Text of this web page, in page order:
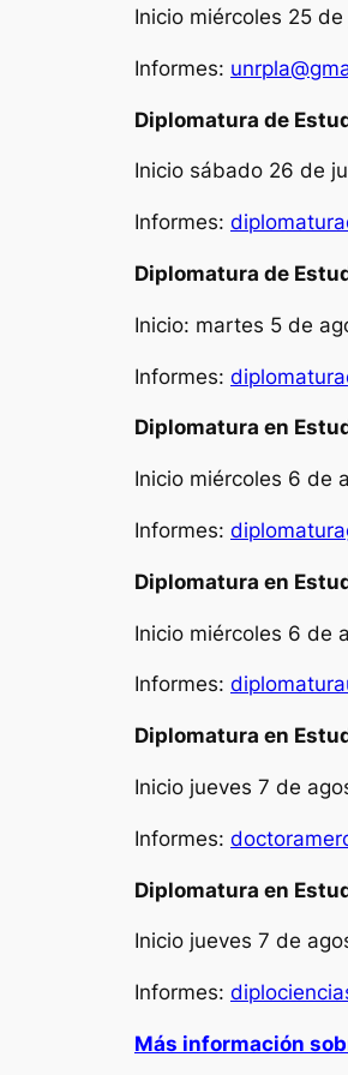
Inicio miércoles 25
Informes:
Diplomatura de
Inicio sábado 26 de
Informes:
Diplomatura de
Inicio: martes 5 de
Informes:
Diplomatura en
Inicio miércoles 6 de
Informes:
Diplomatura en
Inicio miércoles 6 de
Informes:
Diplomatura en
Inicio jueves 7 de
Informes:
Diplomatura en
Inicio jueves 7 de
Informes:
Más información